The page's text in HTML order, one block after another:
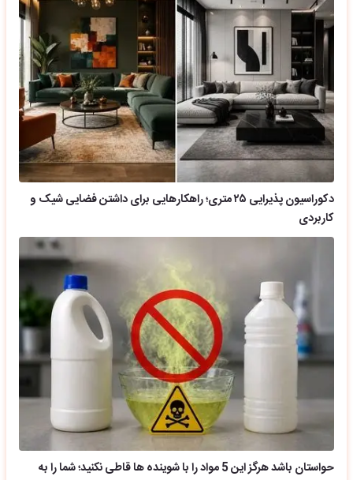
دکوراسیون پذیرایی ۲۵ متری؛ راهکارهایی برای داشتن فضایی شیک و
کاربردی
حواستان باشد هرگز این 5 مواد را با شوینده ها قاطی نکنید؛ شما را به